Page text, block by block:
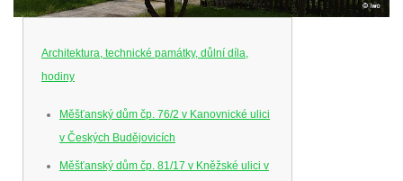
Architektura, technické památky, důlní díla,
hodiny
Měšťanský dům čp. 76/2 v Kanovnické ulici
v Českých Budějovicích
Měšťanský dům čp. 81/17 v Kněžské ulici v